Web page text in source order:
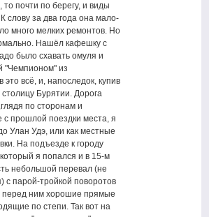
то почти по берегу, и виды
слову за два года она мало-
много мелких ремонтов. Но
Нашёл кафешку с
было схавать омуля и
"Чемпионом" из
всё, и, напоследок, купив
Бурятии. Дорога
по сторонам и
прошлой поездки места, я
Улан Удэ, или как местные
На подъезде к городу
я попался и в 15-м
небольшой перевал (не
с парой-тройкой поворотов
перед ним хорошие прямые
по степи. Так вот на